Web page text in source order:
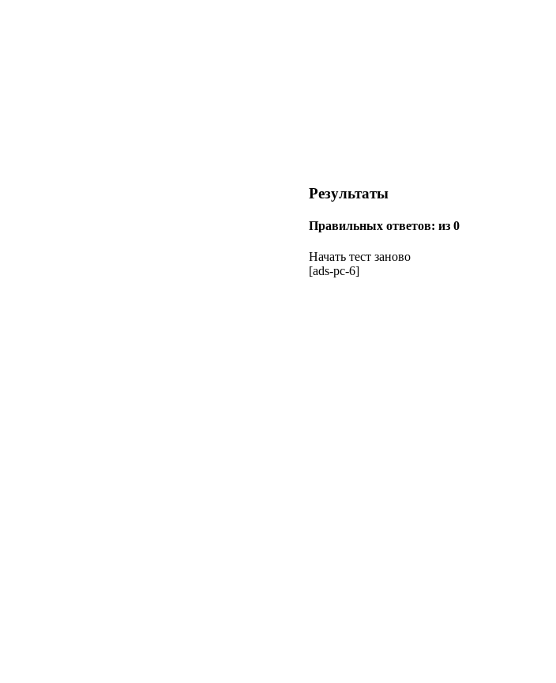
Результаты
Правильных ответов: из 0
Начать тест заново
[ads-pc-6]